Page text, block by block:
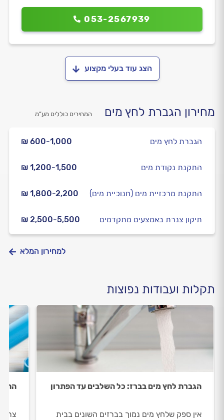
053-2567939
הצג עוד בעלי מקצוע
מחירון הגברת לחץ מים המחירים כוללים מע”מ
₪ 600-1,000 הגברת לחץ מים
₪ 1,200-1,500 התקנת נקודת מים
₪ 1,800-2,200 התקנת מרכזיית מים (חנוכיית מים)
₪ 2,500-5,500 תיקון צנרת באמצעים מתקדמים
למחירון המלא
תקלות ועבודות נפוצות
הגברת לחץ מים בברז: כל השלבים עד הפתרון
אין ספק שלחץ מים נמוך בברזים השונים בבית